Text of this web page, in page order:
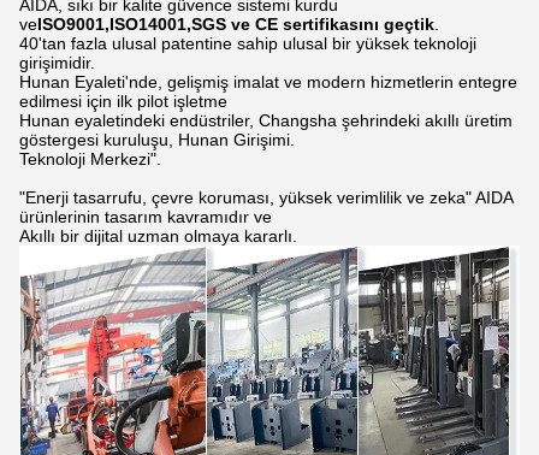
AIDA, sıkı bir kalite güvence sistemi kurdu
veISO9001,ISO14001,SGS ve CE sertifikasını geçtik.
40'tan fazla ulusal patentine sahip ulusal bir yüksek teknoloji
girişimidir.
Hunan Eyaleti'nde, gelişmiş imalat ve modern hizmetlerin entegre
edilmesi için ilk pilot işletme
Hunan eyaletindeki endüstriler, Changsha şehrindeki akıllı üretim
göstergesi kuruluşu, Hunan Girişimi.
Teknoloji Merkezi".
"Enerji tasarrufu, çevre koruması, yüksek verimlilik ve zeka" AIDA
ürünlerinin tasarım kavramıdır ve
Akıllı bir dijital uzman olmaya kararlı.